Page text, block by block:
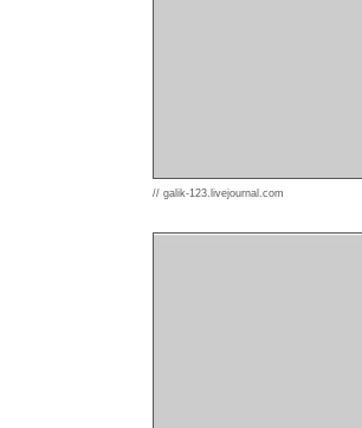
// galik-123.livejournal.com